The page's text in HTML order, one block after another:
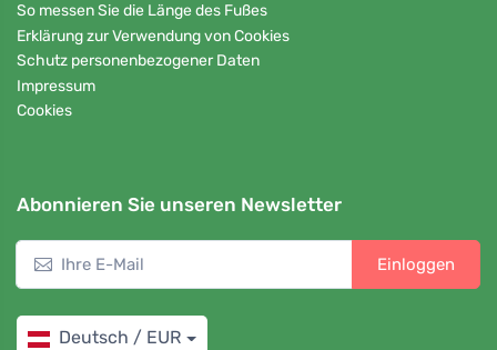
So messen Sie die Länge des Fußes
Erklärung zur Verwendung von Cookies
Schutz personenbezogener Daten
Impressum
Cookies
Abonnieren Sie unseren Newsletter
Einloggen
Deutsch / EUR